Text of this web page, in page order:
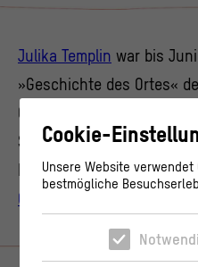
Julika Templin war bis
»Geschichte des Ortes«
Geboren in Rostock hat sie
Schule beendet und
Freiwilligen Jahres Kultur
Ortes
Cookie-
Unsere Website
bestmögliche